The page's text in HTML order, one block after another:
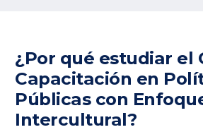
¿Por qué estudiar el
Capacitación en
Públicas con
Intercultural?